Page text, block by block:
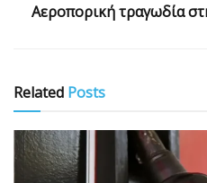
Αεροπορική τραγωδία
Related Posts